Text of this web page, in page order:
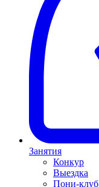
Занятия
Конкур
Выездка
Пони-клуб